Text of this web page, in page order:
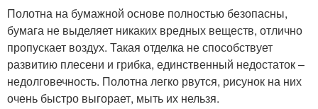
Полотна на бумажной основе полностью безопасны,
бумага не выделяет никаких вредных веществ, отлично
пропускает воздух. Такая отделка не способствует
развитию плесени и грибка, единственный недостаток –
недолговечность. Полотна легко рвутся, рисунок на них
очень быстро выгорает, мыть их нельзя.